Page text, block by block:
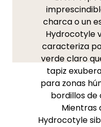
charca o un
Hydrocotyle
caracteriza
verde claro
tapiz
para zonas
bordillos de
Mientras
Hydrocotyle